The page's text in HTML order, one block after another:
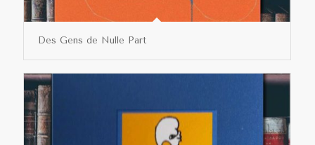
Des Gens de Nulle Part